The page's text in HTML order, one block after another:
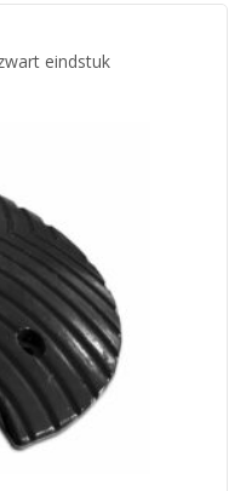
eindstuk